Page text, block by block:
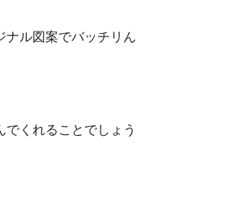
ル図案でバッチリん
くれることでしょう